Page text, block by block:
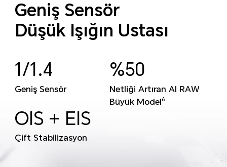
Geniş Sensör
Düşük Işığın Ustası
1/1.4
Geniş Sensör
%50
Netliği Artıran AI RAW
Büyük Model6
OIS + EIS
Çift Stabilizasyon